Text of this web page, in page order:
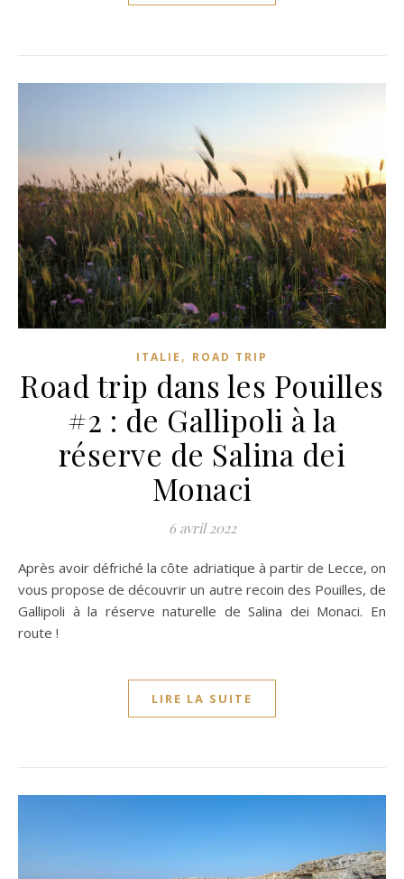
ITALIE , ROAD TRIP
Road trip dans les Pouilles
#2 : de Gallipoli à la
réserve de Salina dei
Monaci
6 avril 2022
Après avoir défriché la côte adriatique à partir de Lecce, on
vous propose de découvrir un autre recoin des Pouilles, de
Gallipoli à la réserve naturelle de Salina dei Monaci. En
route !
LIRE LA SUITE